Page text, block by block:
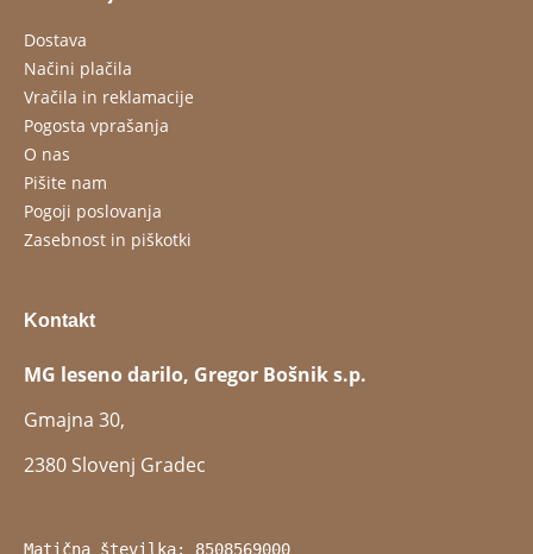
Dostava
Načini plačila
Vračila in reklamacije
Pogosta vprašanja
O nas
Pišite nam
Pogoji poslovanja
Zasebnost in piškotki
Kontakt
MG leseno darilo, Gregor Bošnik s.p.
Gmajna 30,
2380 Slovenj Gradec
Matična številka: 8508569000